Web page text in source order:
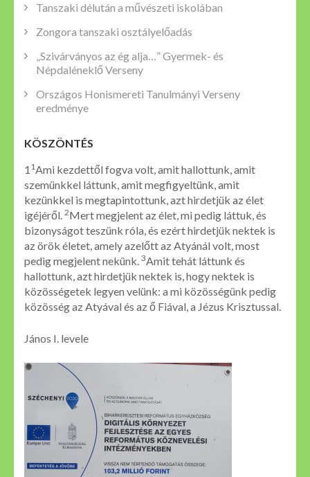
Tanszaki délután a művészeti iskolában
Zongora tanszaki osztályelőadás
„Szivárványos az ég alja…” Gyermek- és
Népdaléneklő Verseny
Országos Honismereti Tanulmányi Verseny
eredménye
KÖSZÖNTÉS
1 1Ami kezdettől fogva volt, amit hallottunk, amit
szemünkkel láttunk, amit megfigyeltünk, amit
kezünkkel is megtapintottunk, azt hirdetjük az élet
igéjéről. 2Mert megjelent az élet, mi pedig láttuk, és
bizonyságot teszünk róla, és ezért hirdetjük nektek is
az örök életet, amely azelőtt az Atyánál volt, most
pedig megjelent nekünk. 3Amit tehát láttunk és
hallottunk, azt hirdetjük nektek is, hogy nektek is
közösségetek legyen velünk: a mi közösségünk pedig
közösség az Atyával és az ő Fiával, a Jézus Krisztussal.
János I. levele